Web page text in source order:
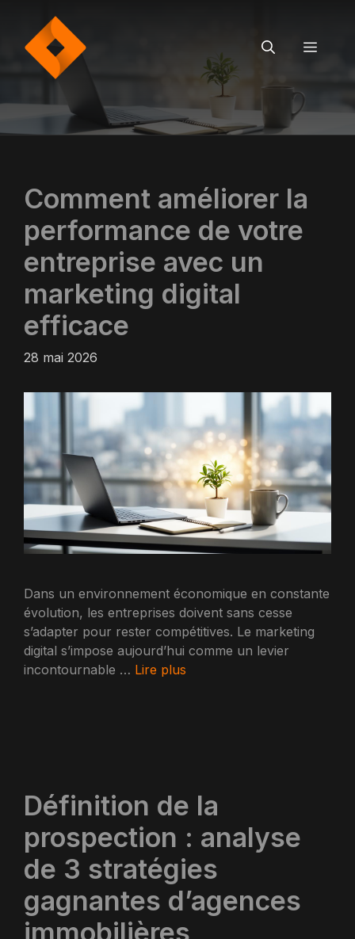
contenu
Comment améliorer la
performance de votre
entreprise avec un
marketing digital
efficace
28 mai 2026
Dans un environnement économique en constante
évolution, les entreprises doivent sans cesse
s’adapter pour rester compétitives. Le marketing
digital s’impose aujourd’hui comme un levier
incontournable … Lire plus
Définition de la
prospection : analyse
de 3 stratégies
gagnantes d’agences
immobilières